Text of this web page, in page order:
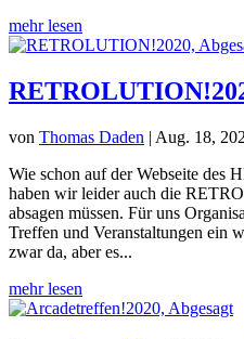
mehr lesen
von Thomas Daden | Aug. 18,
Wie schon auf der Webseite des
haben wir leider auch die
absagen müssen. Für uns
Treffen und Veranstaltungen ein
zwar da, aber es...
mehr lesen